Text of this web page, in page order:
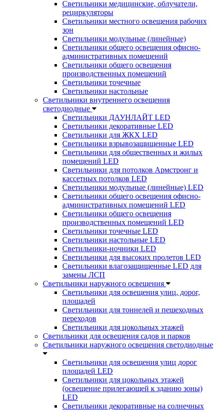
Светильники медицинские, облучатели,
рециркуляторы
Светильники местного освещения рабочих
зон
Светильники модульные (линейные)
Светильники общего освещения офисно-
административных помещений
Светильники общего освещения
производственных помещений
Светильники точечные
Светильники настольные
Светильники внутреннего освещения
светодиодные
Светильники ДАУНЛАЙТ LED
Светильники декоративные LED
Светильники для ЖКХ LED
Светильники взрывозащищенные LED
Светильники для общественных и жилых
помещений LED
Светильники для потолков Армстронг и
кассетных потолков LED
Светильники модульные (линейные) LED
Светильники общего освещения офисно-
административных помещений LED
Светильники общего освещения
производственных помещений LED
Светильники точечные LED
Светильники настольные LED
Светильники-ночники LED
Светильники для высоких пролетов LED
Светильники влагозащищенные LED для
замены ЛСП
Светильники наружного освещения
Светильники для освещения улиц, дорог,
площадей
Светильники для тоннелей и пешеходных
переходов
Светильники для цокольных этажей
Светильники для освещения садов и парков
Светильники наружного освещения светодиодные
Светильники для освещения улиц дорог
площадей LED
Светильники для цокольных этажей
(освещение прилегающей к зданию зоны)
LED
Светильники декоративные на солнечных